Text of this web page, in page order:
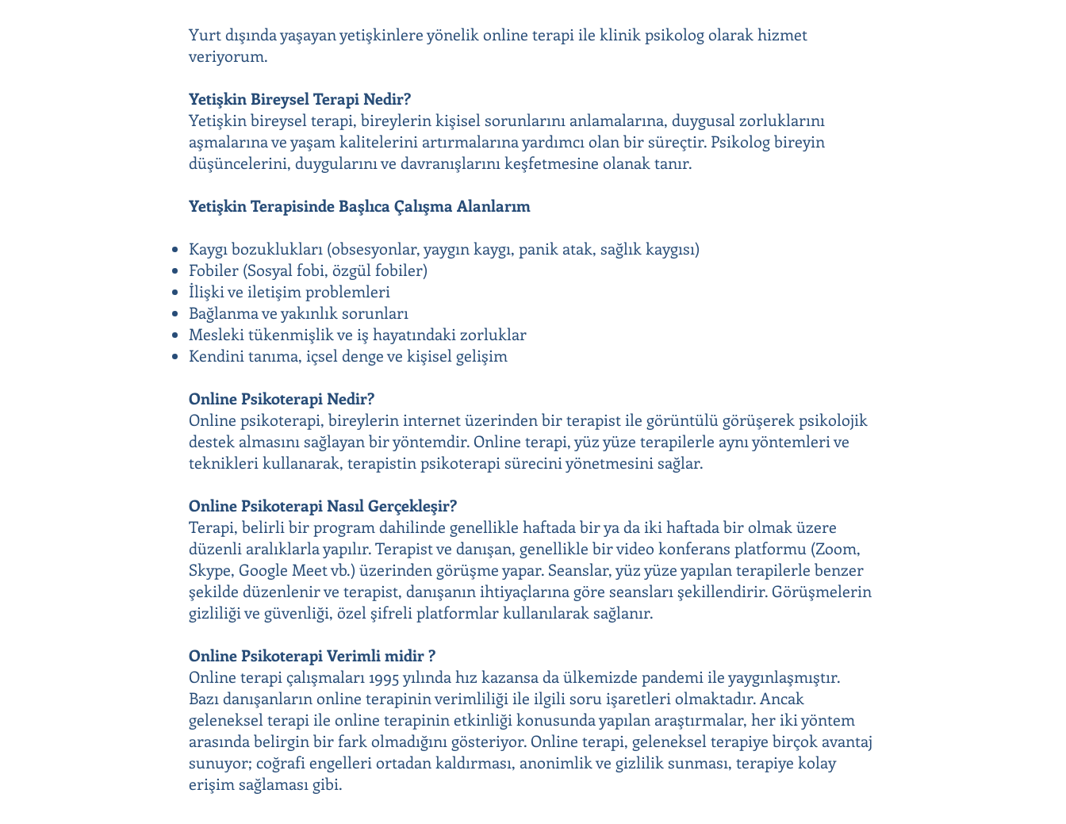
Yurt dışında yaşayan yetişkinlere yönelik online terapi ile klinik psikolog olarak hizmet
veriyorum.
Yetişkin Bireysel Terapi Nedir?
Yetişkin bireysel terapi, bireylerin kişisel sorunlarını anlamalarına, duygusal zorluklarını
aşmalarına ve yaşam kalitelerini artırmalarına yardımcı olan bir süreçtir. Psikolog bireyin
düşüncelerini, duygularını ve davranışlarını keşfetmesine olanak tanır.
Yetişkin Terapisinde Başlıca Çalışma Alanlarım
Kaygı bozuklukları (obsesyonlar, yaygın kaygı, panik atak, sağlık kaygısı)
Fobiler (Sosyal fobi, özgül fobiler)
İlişki ve iletişim problemleri
Bağlanma ve yakınlık sorunları
Mesleki tükenmişlik ve iş hayatındaki zorluklar
Kendini tanıma, içsel denge ve kişisel gelişim
Online Psikoterapi Nedir?
Online psikoterapi, bireylerin internet üzerinden bir terapist ile görüntülü görüşerek psikolojik
destek almasını sağlayan bir yöntemdir. Online terapi, yüz yüze terapilerle aynı yöntemleri ve
teknikleri kullanarak, terapistin psikoterapi sürecini yönetmesini sağlar.
Online Psikoterapi Nasıl Gerçekleşir?
Terapi, belirli bir program dahilinde genellikle haftada bir ya da iki haftada bir olmak üzere
düzenli aralıklarla yapılır. Terapist ve danışan, genellikle bir video konferans platformu (Zoom,
Skype, Google Meet vb.) üzerinden görüşme yapar. Seanslar, yüz yüze yapılan terapilerle benzer
şekilde düzenlenir ve terapist, danışanın ihtiyaçlarına göre seansları şekillendirir. Görüşmelerin
gizliliği ve güvenliği, özel şifreli platformlar kullanılarak sağlanır.
Online Psikoterapi Verimli midir ?
Online terapi çalışmaları 1995 yılında hız kazansa da ülkemizde pandemi ile yaygınlaşmıştır.
Bazı danışanların online terapinin verimliliği ile ilgili soru işaretleri olmaktadır. Ancak
geleneksel terapi ile online terapinin etkinliği konusunda yapılan araştırmalar, her iki yöntem
arasında belirgin bir fark olmadığını gösteriyor. Online terapi, geleneksel terapiye birçok avantaj
sunuyor; coğrafi engelleri ortadan kaldırması, anonimlik ve gizlilik sunması, terapiye kolay
erişim sağlaması gibi.